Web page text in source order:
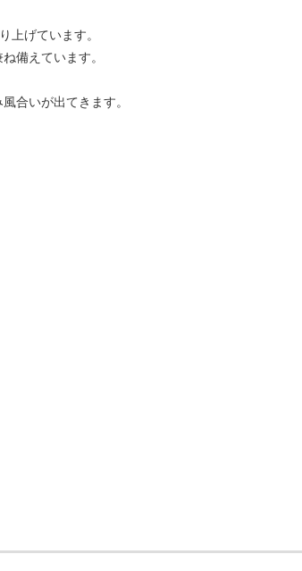
上げています。
備えています。
合いが出てきます。